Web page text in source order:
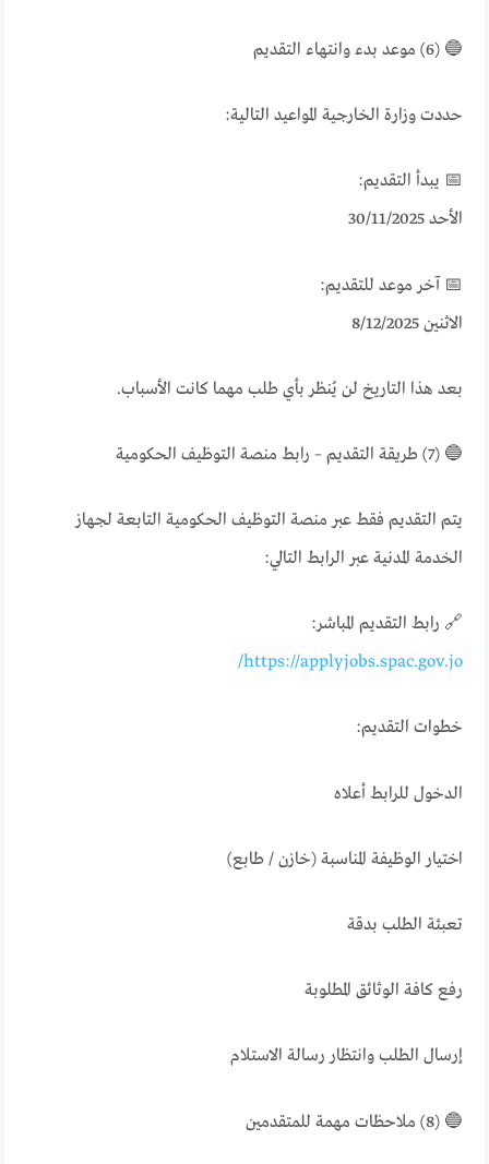
🔵 (6) موعد بدء وانتهاء التقديم
حددت وزارة الخارجية المواعيد التالية:
📅 يبدأ التقديم:
الأحد 30/11/2025
📅 آخر موعد للتقديم:
الاثنين 8/12/2025
بعد هذا التاريخ لن يُنظر بأي طلب مهما كانت الأسباب.
🔵 (7) طريقة التقديم – رابط منصة التوظيف الحكومية
يتم التقديم فقط عبر منصة التوظيف الحكومية التابعة لجهاز
الخدمة المدنية عبر الرابط التالي:
🔗 رابط التقديم المباشر:
https://applyjobs.spac.gov.jo/
خطوات التقديم:
الدخول للرابط أعلاه
اختيار الوظيفة المناسبة (خازن / طابع)
تعبئة الطلب بدقة
رفع كافة الوثائق المطلوبة
إرسال الطلب وانتظار رسالة الاستلام
🔵 (8) ملاحظات مهمة للمتقدمين